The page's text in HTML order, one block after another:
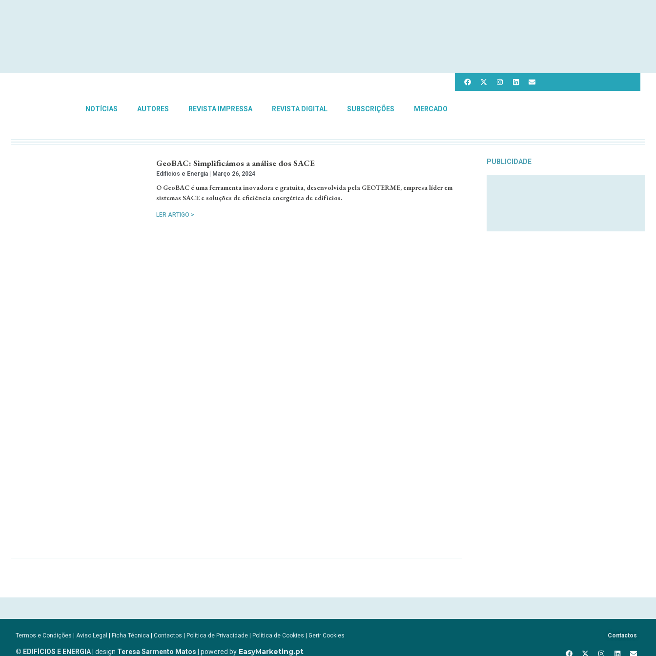
NOTÍCIAS AUTORES REVISTA IMPRESSA REVISTA DIGITAL SUBSCRIÇÕES MERCADO
GeoBAC: Simplificámos a análise dos SACE
Edifícios e Energia Março 26, 2024
O GeoBAC é uma ferramenta inovadora e gratuita, desenvolvida pela GEOTERME, empresa líder em
sistemas SACE e soluções de eficiência energética de edifícios.
LER ARTIGO >
PUBLICIDADE
Termos e Condições | Aviso Legal | Ficha Técnica | Contactos | Política de Privacidade | Política de Cookies | Gerir Cookies
© EDIFÍCIOS E ENERGIA| design Teresa Sarmento Matos | powered by EasyMarketing.pt
Contactos